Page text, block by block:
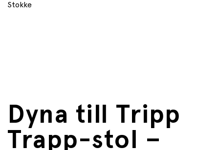
Stokke
Dyna till Tripp
Trapp-stol –